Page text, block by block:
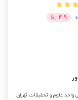
4.9 از 5
واحد علوم و تحقیقات تهران